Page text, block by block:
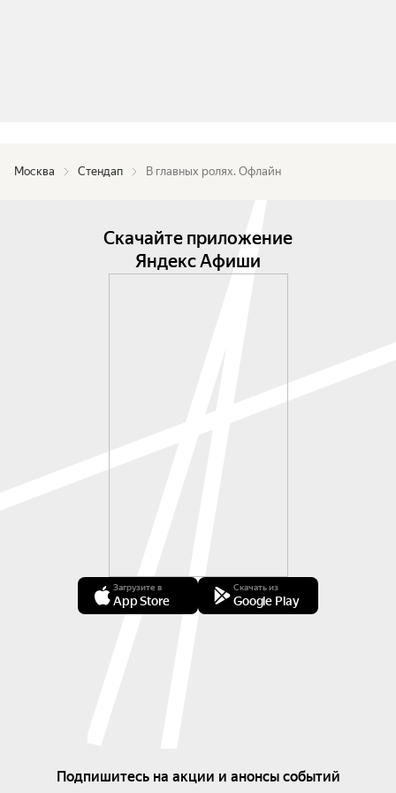
Москва Стендап В главных ролях. Офлайн
Скачайте приложение
Яндекс Афиши
Загрузите в
App Store
Скачать из
Google Play
Подпишитесь на акции и анонсы событий